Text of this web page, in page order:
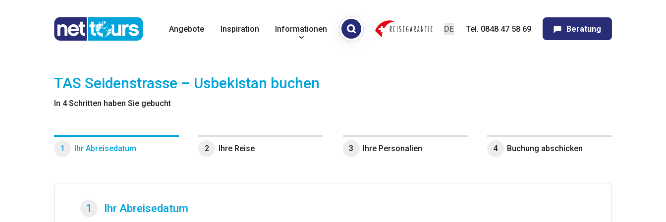
Angebote Inspiration Informationen Tel. 0848 47 58 69 Beratung
TAS Seidenstrasse – Usbekistan buchen
In 4 Schritten haben Sie gebucht
1 Ihr Abreisedatum 2 Ihre Reise 3 Ihre Personalien 4 Buchung abschicken
1 Ihr Abreisedatum